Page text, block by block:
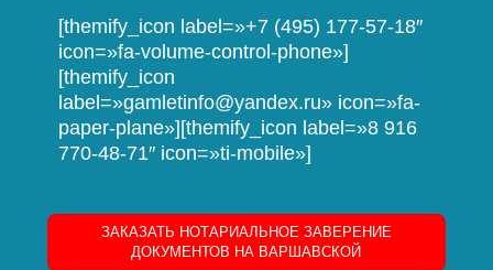
[themify_icon label=»+7 (495) 177-57-18″
icon=»fa-volume-control-phone»]
[themify_icon
label=»gamletinfo@yandex.ru» icon=»fa-
paper-plane»][themify_icon label=»8 916
770-48-71″ icon=»ti-mobile»]
ЗАКАЗАТЬ НОТАРИАЛЬНОЕ ЗАВЕРЕНИЕ
ДОКУМЕНТОВ НА ВАРШАВСКОЙ